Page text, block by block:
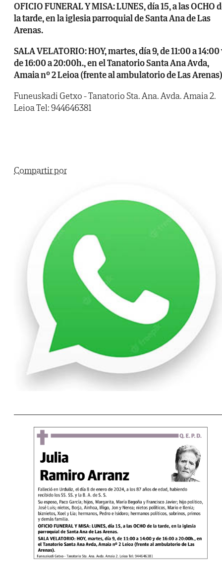
OFICIO FUNERAL Y MISA: LUNES, día 15, a las OCHO
la tarde, en la iglesia parroquial de Santa Ana de Las
Arenas.
SALA VELATORIO: HOY, martes, día 9, de 11:00 a 14:00
de 16:00 a 20:00h., en el Tanatorio Santa Ana Avda,
Amaia nº 2 Leioa (frente al ambulatorio de Las
Funeuskadi Getxo - Tanatorio Sta. Ana. Avda. Amaia 2.
Leioa Tel: 944646381
Compartir por